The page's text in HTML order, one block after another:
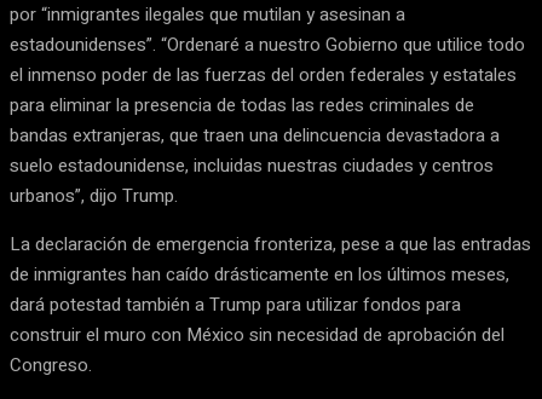
por “inmigrantes ilegales que mutilan y asesinan a
estadounidenses”. “Ordenaré a nuestro Gobierno que utilice todo
el inmenso poder de las fuerzas del orden federales y estatales
para eliminar la presencia de todas las redes criminales de
bandas extranjeras, que traen una delincuencia devastadora a
suelo estadounidense, incluidas nuestras ciudades y centros
urbanos”, dijo Trump.
La declaración de emergencia fronteriza, pese a que las entradas
de inmigrantes han caído drásticamente en los últimos meses,
dará potestad también a Trump para utilizar fondos para
construir el muro con México sin necesidad de aprobación del
Congreso.